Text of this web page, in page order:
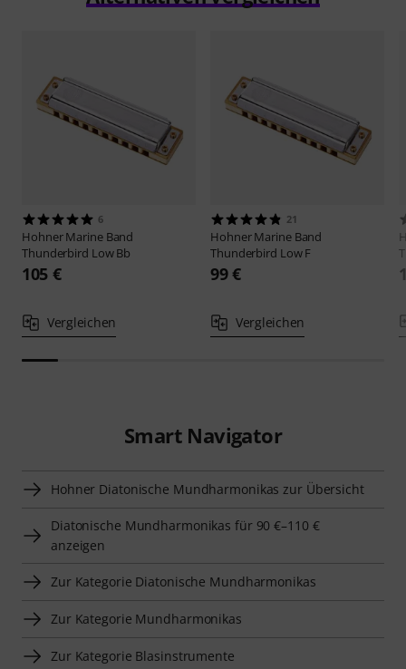
6
HohnerMarine Band
Thunderbird Low Bb
105 €
Vergleichen
21
HohnerMarine Band
Thunderbird Low F
99 €
Vergleichen
Smart Navigator
Hohner Diatonische Mundharmonikas zur Übersicht
Diatonische Mundharmonikas für 90 €–110 €
anzeigen
Zur Kategorie Diatonische Mundharmonikas
Zur Kategorie Mundharmonikas
Zur Kategorie Blasinstrumente